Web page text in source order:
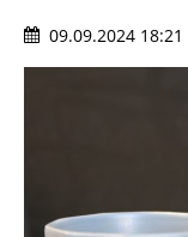
09.09.2024 18:21